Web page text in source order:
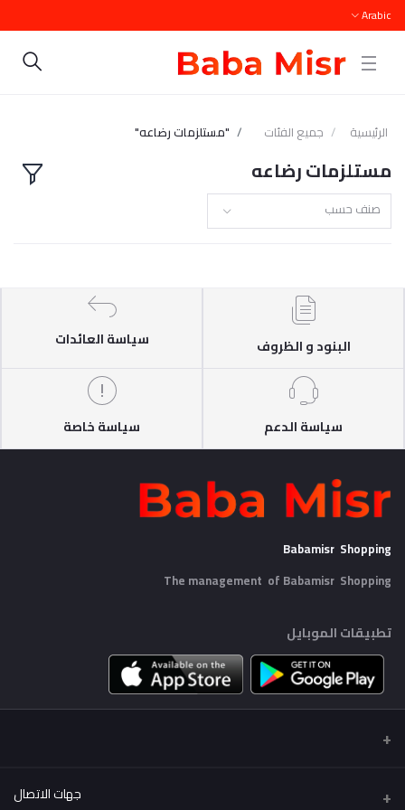
Arabic
الرئيسية جميع الفئات "مستلزمات رضاعه"
مستلزمات رضاعه
صنف حسب
البنود و الظروف سياسة العائدات
سياسة الدعم سياسة خاصة
Babamisr Shopping
The management of Babamisr Shopping
تطبيقات الموبايل
جهات الاتصال